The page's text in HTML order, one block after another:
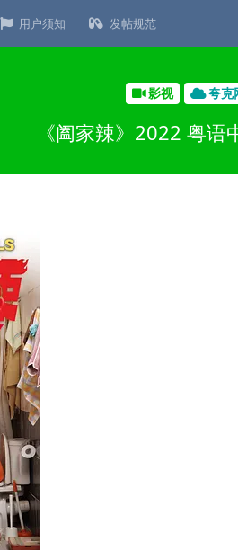
用户须知 发帖规范
影视 夸克
《阖家辣》2022 粤